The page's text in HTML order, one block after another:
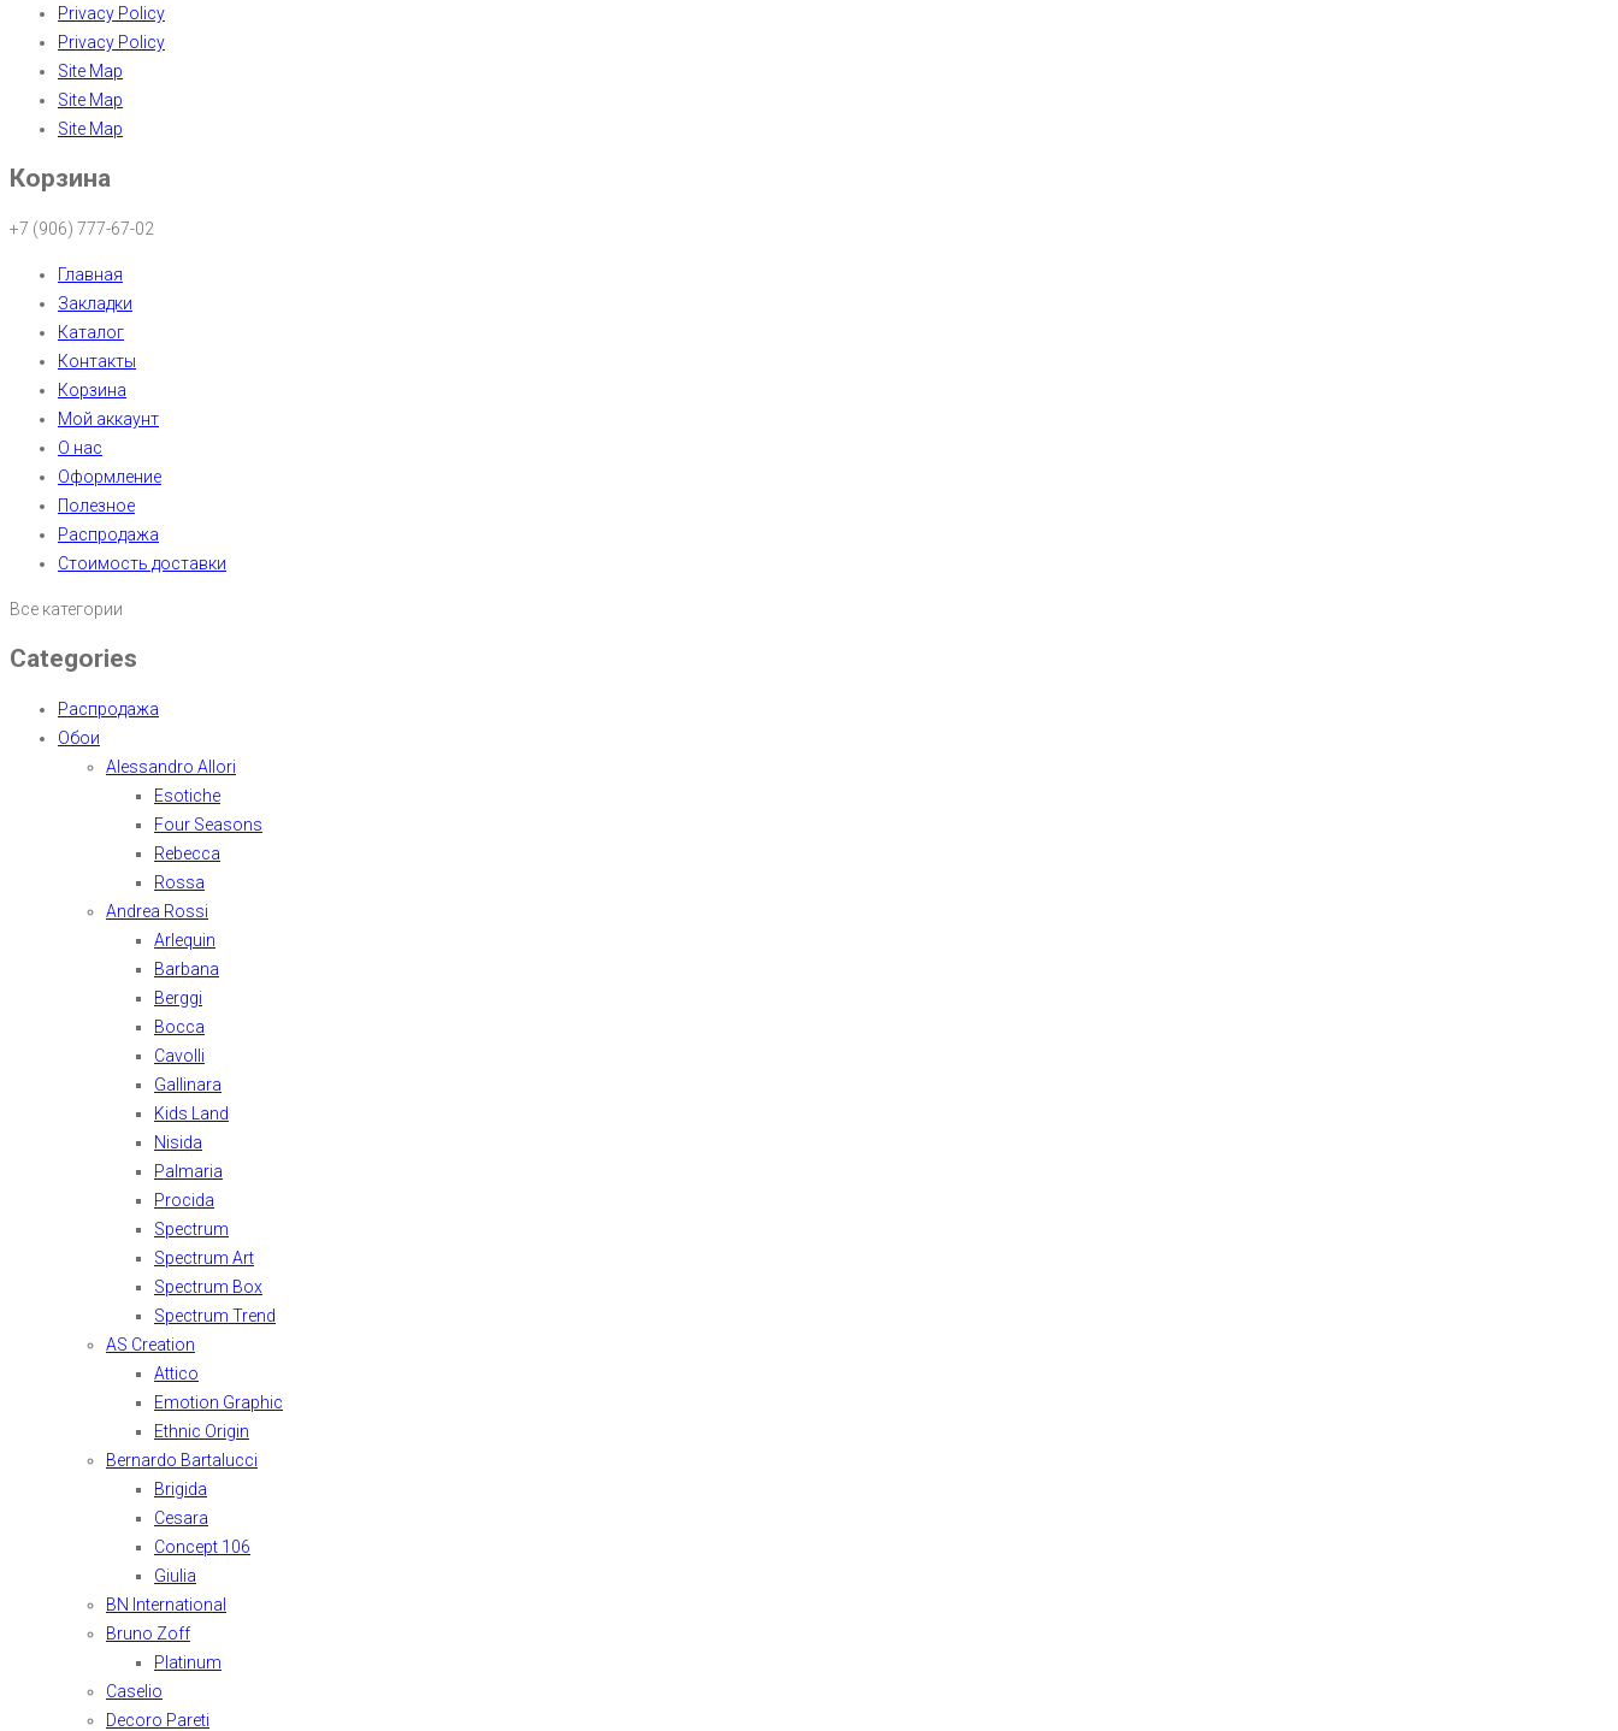
Privacy Policy
Privacy Policy
Site Map
Site Map
Site Map
Корзина
+7 (906) 777-67-02
Главная
Закладки
Каталог
Контакты
Корзина
Мой аккаунт
О нас
Оформление
Полезное
Распродажа
Стоимость доставки
Все категории
Categories
Распродажа
Обои
Alessandro Allori
Esotiche
Four Seasons
Rebecca
Rossa
Andrea Rossi
Arlequin
Barbana
Berggi
Bocca
Cavolli
Gallinara
Kids Land
Nisida
Palmaria
Procida
Spectrum
Spectrum Art
Spectrum Box
Spectrum Trend
AS Creation
Attico
Emotion Graphic
Ethnic Origin
Bernardo Bartalucci
Brigida
Cesara
Concept 106
Giulia
BN International
Bruno Zoff
Platinum
Caselio
Decoro Pareti